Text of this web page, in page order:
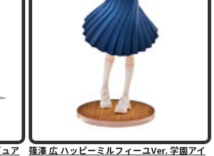
ア
篠澤 広 ハッピーミルフィーユVer. 学園アイ